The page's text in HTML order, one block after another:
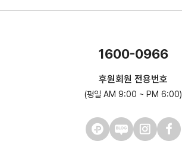
1600-0966
후원회원 전용번호
(평일 AM 9:00 ~ PM 6:00)